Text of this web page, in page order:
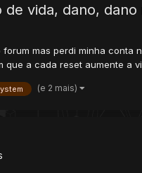
de vida, dano,
forum mas perdi minha
a cada reset aumente a
(e 2 mais)